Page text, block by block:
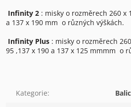
Infinity 2 : misky o rozměrech 260 x
a 137 x 190 mm o různých výškách.
Infinity Plus : misky o rozměrech
95 ,137 x 190 a 137 x 125 mmmm o
Kategorie: